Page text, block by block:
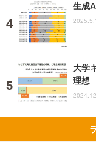
生成
大学
理想